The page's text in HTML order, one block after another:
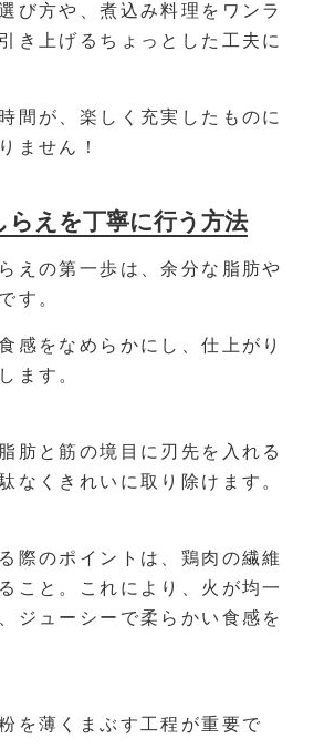
び方や、煮込み料理をワンラ
き上げるちょっとした工夫に
間が、楽しく充実したものに
ません！
らえを丁寧に行う方法
えの第一歩は、余分な脂肪や
す。
感をなめらかにし、仕上がり
ます。
肪と筋の境目に刃先を入れる
なくきれいに取り除けます。
際のポイントは、鶏肉の繊維
こと。これにより、火が均一
ジューシーで柔らかい食感を
を薄くまぶす工程が重要で